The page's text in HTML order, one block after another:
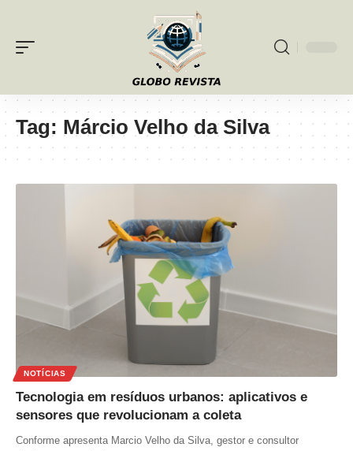
Tag: Márcio Velho da Silva
NOTÍCIAS
Tecnologia em resíduos urbanos: aplicativos e
sensores que revolucionam a coleta
Conforme apresenta Marcio Velho da Silva, gestor e consultor